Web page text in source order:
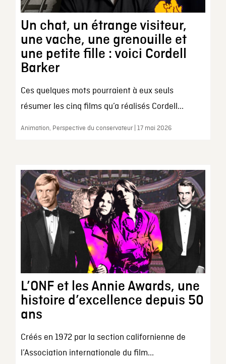
Un chat, un étrange visiteur,
une vache, une grenouille et
une petite fille : voici Cordell
Barker
Ces quelques mots pourraient à eux seuls
résumer les cinq films qu’a réalisés Cordell...
Animation, Perspective du conservateur | 17 mai 2026
L’ONF et les Annie Awards, une
histoire d’excellence depuis 50
ans
Créés en 1972 par la section californienne de
l’Association internationale du film...